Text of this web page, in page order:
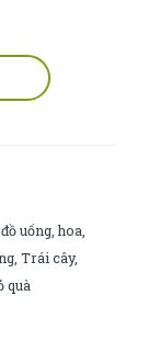
,đồ uống ,hoa
,Trái cây,
quà